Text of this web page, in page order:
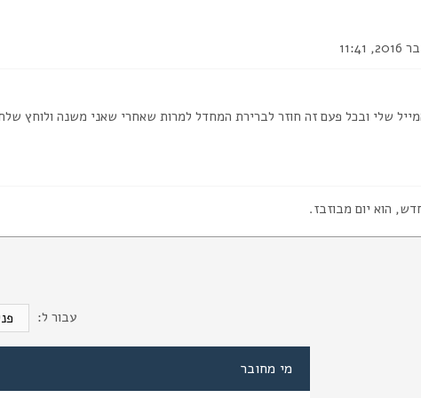
שלי ובכל פעם זה חוזר לברירת המחדל למרות שאחרי שאני משנה ולוחץ
הוא יום מבוזבז.
עבור ל:
מי מחובר